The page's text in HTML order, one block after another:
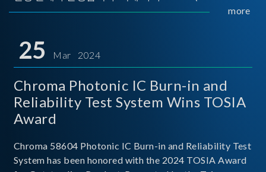
Implementers Forum)는 USB Power Delivery(PD) 전력
서는 USB PD를 지원하는 다양한 제품들이 출시되고 있
습니다. 스마트폰, 디지털 카메라, 모바일 기기, 외장 스토
리지, 노트북, 디스플레이 등에서 하나의
more
25 Mar 2024
Chroma Photonic IC Burn-in and
Reliability Test System Wins TOSIA
Award
Chroma 58604 Photonic IC Burn-in and Reliability Test
System has been honored with the 2024 TOSIA Award